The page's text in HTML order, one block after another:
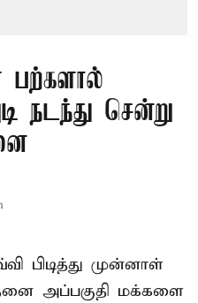
பற்களால்
நடந்து சென்று
பிடித்து முன்னாள்
அப்பகுதி மக்களை